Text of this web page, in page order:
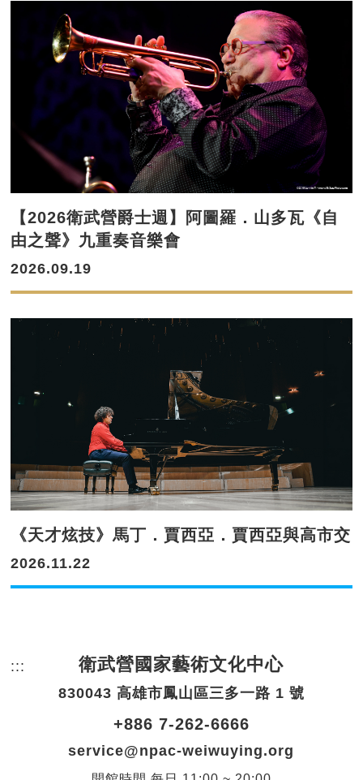
【2026衛武營爵士週】阿圖羅．山多瓦《自
由之聲》九重奏音樂會
2026.09.19
《天才炫技》馬丁．賈西亞．賈西亞與高市交
2026.11.22
::: 頁尾網站資訊。
衛武營國家藝術文化中心
830043 高雄市鳳山區三多一路 1 號
+886 7-262-6666
service@npac-weiwuying.org